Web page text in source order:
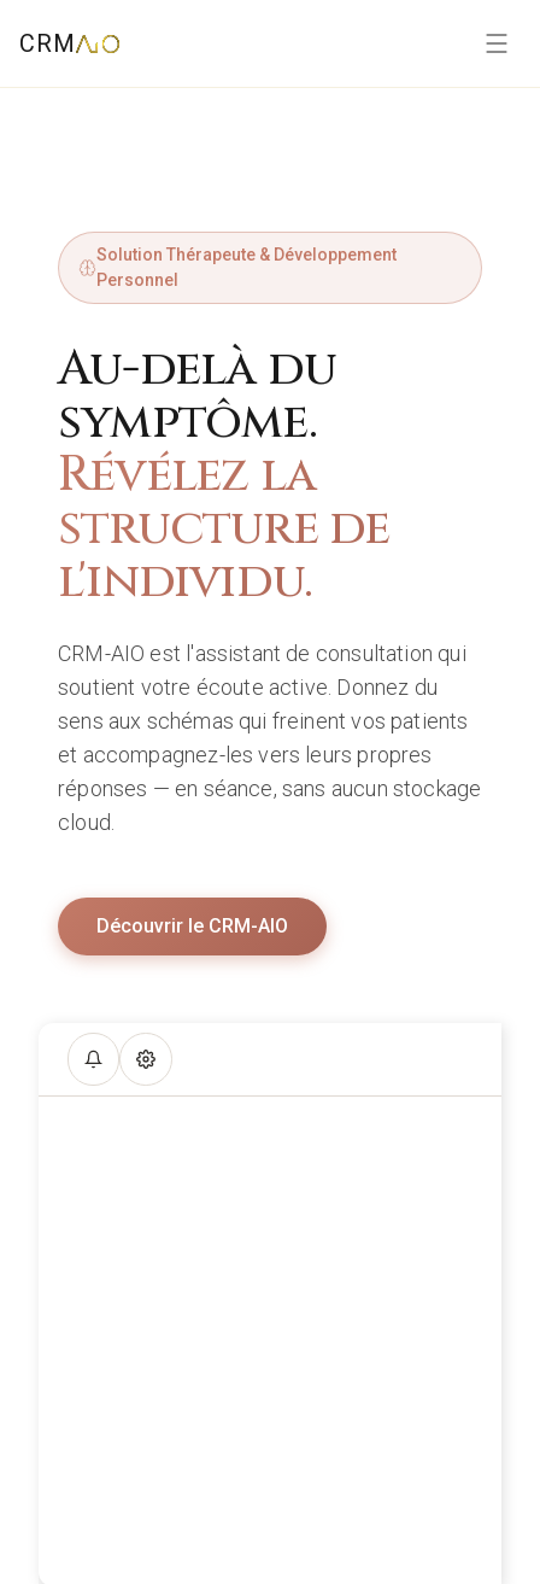
CRM
Solution Thérapeute & Développement
Personnel
Au-delà du
symptôme.
Révélez la
structure de
l'individu.
CRM-AIO est l'assistant de consultation qui
soutient votre écoute active. Donnez du
sens aux schémas qui freinent vos patients
et accompagnez-les vers leurs propres
réponses — en séance, sans aucun stockage
cloud.
Découvrir le CRM-AIO